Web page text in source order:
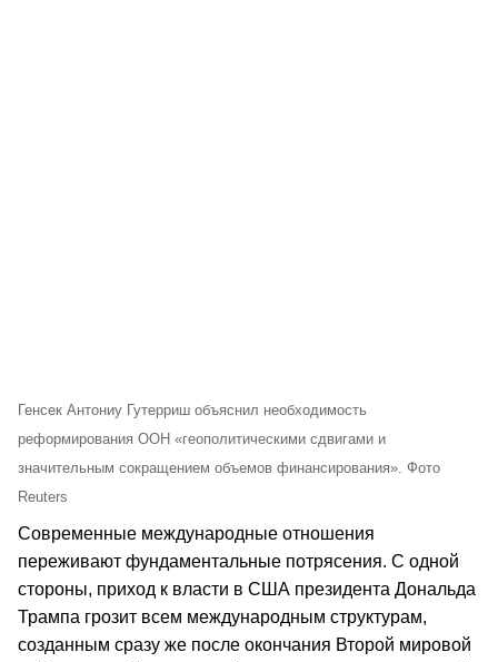
Генсек Антониу Гутерриш объяснил необходимость
реформирования ООН «геополитическими сдвигами и
значительным сокращением объемов финансирования». Фото
Reuters
Современные международные отношения
переживают фундаментальные потрясения. С одной
стороны, приход к власти в США президента Дональда
Трампа грозит всем международным структурам,
созданным сразу же после окончания Второй мировой